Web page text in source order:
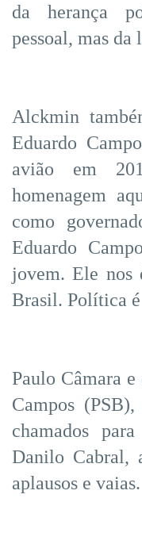
da herança
pessoal, mas da
Alckmin
Eduardo
avião em
homenagem
como
Eduardo
jovem. Ele nos
Brasil. Política
Paulo Câmara
Campos
chamados
Danilo Cabral,
aplausos e vaias.